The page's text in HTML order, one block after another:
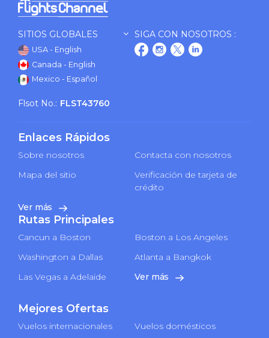
SITIOS GLOBALES
USA - English
Canada - English
Mexico - Español
SIGA CON NOSOTROS :
Flsot No.: FLST43760
Enlaces Rápidos
Sobre nosotros
Contacta con nosotros
Mapa del sitio
Verificación de tarjeta de
crédito
Ver más
Rutas Principales
Cancun a Boston
Boston a Los Angeles
Washington a Dallas
Atlanta a Bangkok
Las Vegas a Adelaide
Ver más
Mejores Ofertas
Vuelos internacionales
Vuelos domésticos